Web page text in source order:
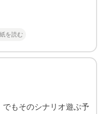
を読む
もそのシナリオ遊ぶ予